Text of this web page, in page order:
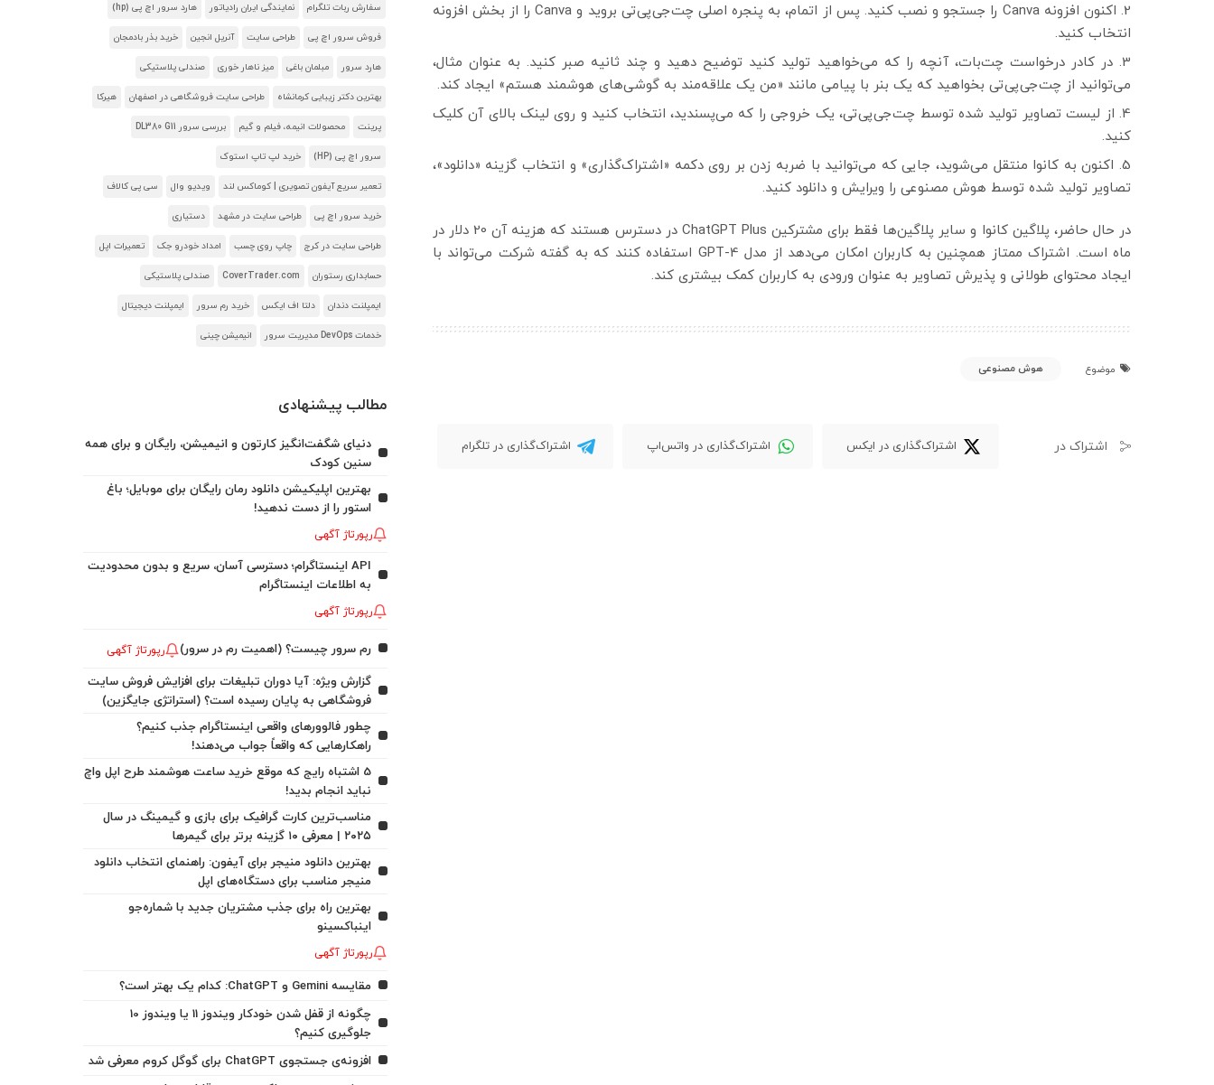
اکنون افزونه Canva را جستجو و نصب کنید. پس از اتمام، به پنجره اصلی چت‌جی‌پی‌تی بروید و Canva را از بخش افزونه
انتخاب کنید.
در کادر درخواست چت‌بات، آنچه را که می‌خواهید تولید کنید توضیح دهید و چند ثانیه صبر کنید. به عنوان مثال،
می‌توانید از چت‌جی‌پی‌تی بخواهید که یک بنر با پیامی مانند «من یک علاقه‌مند به گوشی‌های هوشمند هستم» ایجاد کند.
از لیست تصاویر تولید شده توسط چت‌جی‌پی‌تی، یک خروجی را که می‌پسندید، انتخاب کنید و روی لینک بالای آن کلیک
کنید.
اکنون به کانوا منتقل می‌شوید، جایی که می‌توانید با ضربه زدن بر روی دکمه «اشتراک‌گذاری» و انتخاب گزینه «دانلود»،
تصاویر تولید شده توسط هوش مصنوعی را ویرایش و دانلود کنید.
در حال حاضر، پلاگین کانوا و سایر پلاگین‌ها فقط برای مشترکین ChatGPT Plus در دسترس هستند که هزینه آن 20 دلار در
ماه است. اشتراک ممتاز همچنین به کاربران امکان می‌دهد از مدل GPT-4 استفاده کنند که به گفته شرکت می‌تواند با
ایجاد محتوای طولانی و پذیرش تصاویر به عنوان ورودی به کاربران کمک بیشتری کند.
موضوع هوش مصنوعی
اشتراک در اشتراک‌گذاری در ایکس اشتراک‌گذاری در واتس‌اپ اشتراک‌گذاری در تلگرام
سفارش ربات تلگرام نمایندگی ایران رادیاتور هارد سرور اچ پی (hp)
فروش سرور اچ پی طراحی سایت آنریل انجین خرید بذر بادمجان
هارد سرور مبلمان باغی میز ناهار خوری صندلی پلاستیکی
بهترین دکتر زیبایی کرمانشاه طراحی سایت فروشگاهی در اصفهان هیرکا
پرینت محصولات انیمه، فیلم و گیم بررسی سرور DL380 G11
سرور اچ پی (HP) خرید لپ تاپ استوک
تعمیر سریع آیفون تصویری | کوماکس لند ویدیو وال سی پی کالاف
خرید سرور اچ پی طراحی سایت در مشهد دستیاری
طراحی سایت در کرج چاپ روی چسب امداد خودرو جک تعمیرات اپل
حسابداری رستوران CoverTrader.com صندلی پلاستیکی
ایمپلنت دندان دلتا اف ایکس خرید رم سرور ایمپلنت دیجیتال
خدمات DevOps مدیریت سرور انیمیشن چینی
مطالب پیشنهادی
دنیای شگفت‌انگیز کارتون و انیمیشن، رایگان و برای همه
سنین کودک
بهترین اپلیکیشن دانلود رمان رایگان برای موبایل؛ باغ
استور را از دست ندهید!
رپورتاژ آگهی
API اینستاگرام؛ دسترسی آسان، سریع و بدون محدودیت
به اطلاعات اینستاگرام
رپورتاژ آگهی
رم سرور چیست؟ (اهمیت رم در سرور) رپورتاژ آگهی
گزارش ویژه: آیا دوران تبلیغات برای افزایش فروش سایت
فروشگاهی به پایان رسیده است؟ (استراتژی جایگزین)
چطور فالوورهای واقعی اینستاگرام جذب کنیم؟
راهکارهایی که واقعاً جواب می‌دهند!
5 اشتباه رایج که موقع خرید ساعت هوشمند طرح اپل واچ
نباید انجام بدید!
مناسب‌ترین کارت گرافیک برای بازی و گیمینگ در سال
۲۰۲۵ | معرفی ۱۰ گزینه برتر برای گیمرها
بهترین دانلود منیجر برای آیفون: راهنمای انتخاب دانلود
منیجر مناسب برای دستگاه‌های اپل
بهترین راه برای جذب مشتریان جدید با شماره‌جو
اینباکسینو
رپورتاژ آگهی
مقایسه Gemini و ChatGPT: کدام یک بهتر است؟
چگونه از قفل شدن خودکار ویندوز 11 یا ویندوز 10
جلوگیری کنیم؟
افزونه‌ی جستجوی ChatGPT برای گوگل کروم معرفی شد